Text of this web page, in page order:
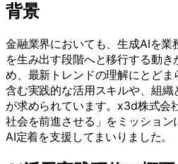
背景
金融業界においても、生成AIを
を生み出す段階へと移行する動
め、最新トレンドの理解にとど
含む実践的な活用スキルや、組織
が求められています。x3d株式会
社会を前進させる」をミッショ
AI定着を支援してまいりました。